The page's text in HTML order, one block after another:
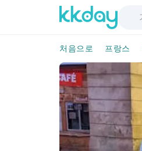
처음으로 프랑스